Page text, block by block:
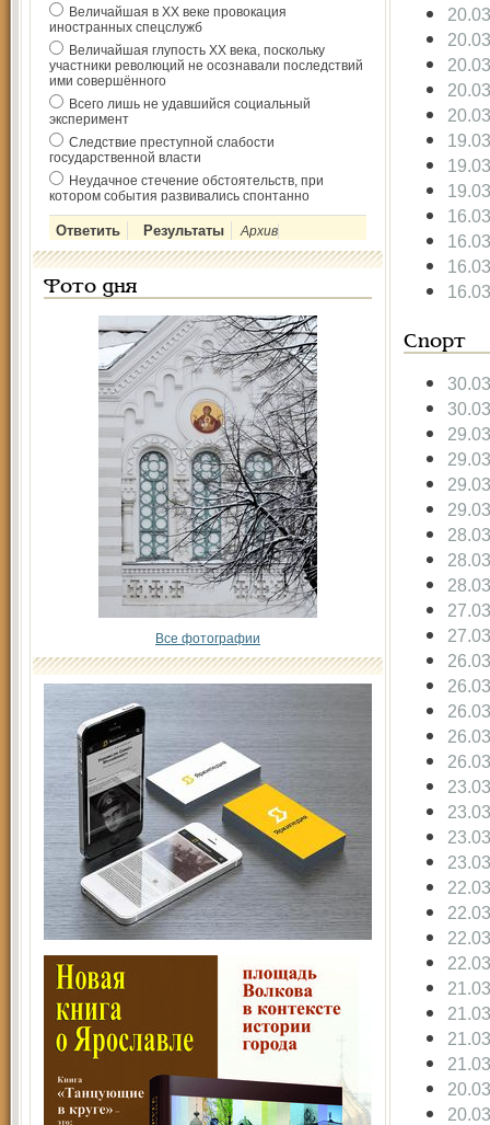
Величайшая в ХХ веке провокация
иностранных спецслужб
Величайшая глупость ХХ века, поскольку
участники революций не осознавали последствий
ими совершённого
Всего лишь не удавшийся социальный
эксперимент
Следствие преступной слабости
государственной власти
Неудачное стечение обстоятельств, при
котором события развивались спонтанно
Архив
Фото дня
Все фотографии
Спорт